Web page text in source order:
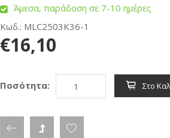
Άμεσα, παράδοση σε 7-10 ημέρες
Κωδ.: MLC2503K36-1
€16,10
Ποσότητα: Στο